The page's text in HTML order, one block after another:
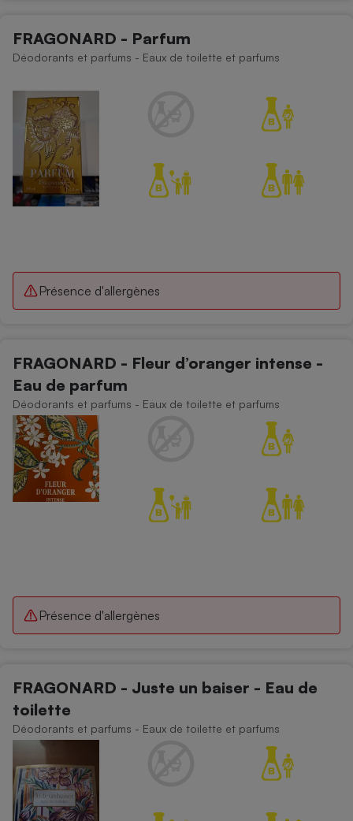
FRAGONARD - Parfum
Déodorants et parfums - Eaux de toilette et parfums
Présence d'allergènes
FRAGONARD - Fleur d’oranger intense -
Eau de parfum
Déodorants et parfums - Eaux de toilette et parfums
Présence d'allergènes
FRAGONARD - Juste un baiser - Eau de
toilette
Déodorants et parfums - Eaux de toilette et parfums